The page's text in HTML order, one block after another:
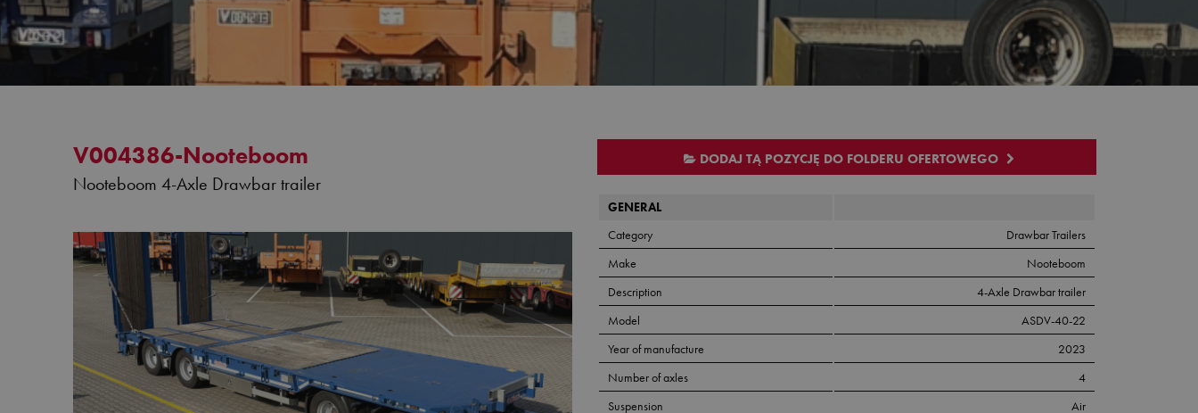
V004386-Nooteboom
Nooteboom 4-Axle Drawbar trailer
DODAJ TĄ POZYCJĘ DO FOLDERU OFERTOWEGO
GENERAL
Category
Drawbar Trailers
Make
Nooteboom
Description
4-Axle Drawbar trailer
Model
ASDV-40-22
Year of manufacture
2023
Number of axles
4
Suspension
Air